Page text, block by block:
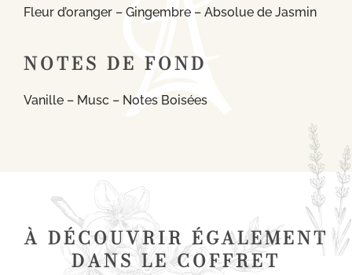
Fleur d’oranger – Gingembre – Absolue de Jasmin
NOTES DE FOND
Vanille – Musc – Notes Boisées
À DÉCOUVRIR ÉGALEMENT
DANS LE COFFRET